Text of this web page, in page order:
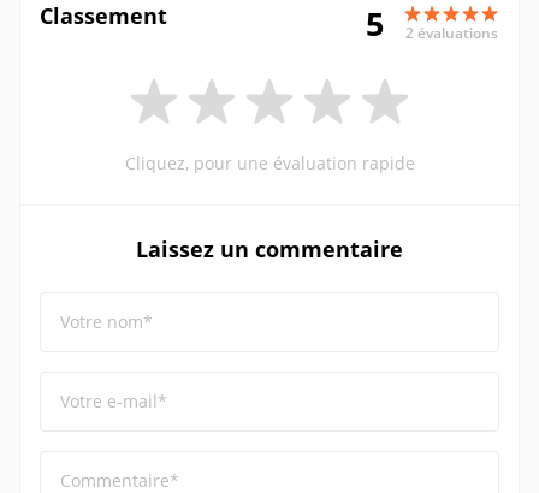
Classement 5 2 évaluations
Cliquez, pour une évaluation rapide
Laissez un commentaire
Votre nom*
Votre e-mail*
Commentaire*